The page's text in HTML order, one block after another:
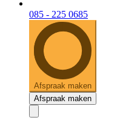
085 - 225 0685
Afspraak maken
Afspraak maken